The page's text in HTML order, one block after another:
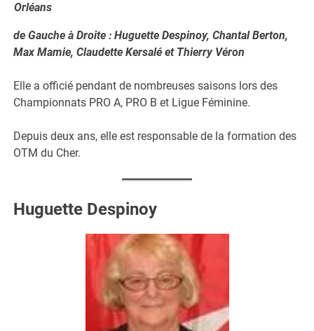
Orléans
de Gauche à Droite : Huguette Despinoy, Chantal Berton,
Max Mamie, Claudette Kersalé et Thierry Véron
Elle a officié pendant de nombreuses saisons lors des
Championnats PRO A, PRO B et Ligue Féminine.
Depuis deux ans, elle est responsable de la formation des
OTM du Cher.
Huguette Despinoy